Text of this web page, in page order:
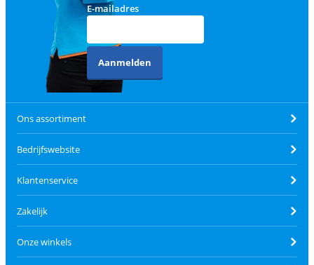
E-mailadres
Aanmelden
Ons assortiment
Bedrijfswebsite
Klantenservice
Zakelijk
Onze winkels